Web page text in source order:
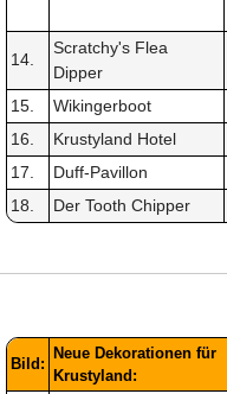
14.
Scratchy's Flea
Dipper
15.
Wikingerboot
16.
Krustyland Hotel
17.
Duff-Pavillon
18.
Der Tooth Chipper
Bild:
Neue Dekorationen für
Krustyland: